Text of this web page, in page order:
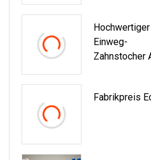
Seidenpapier,
Zahnstocher,
Großhandel,
Hochwertiger
Einweg-
Zahnstocher
Fabrikpreis